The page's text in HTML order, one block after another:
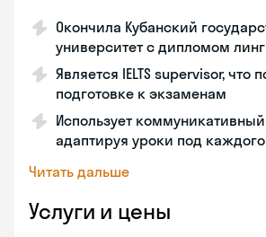
Окончила Кубанский
университет с дипломом
Является IELTS supervisor, что
подготовке к экзаменам
Использует
адаптируя уроки под каждого
Читать дальше
Услуги и цены